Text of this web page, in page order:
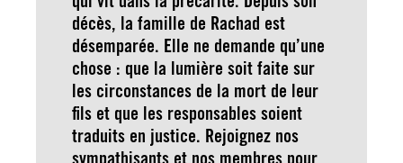
décès, la famille de Rachad est
désemparée. Elle ne demande qu’une
chose : que la lumière soit faite sur
les circonstances de la mort de leur
fils et que les responsables soient
traduits en justice. Rejoignez nos
sympathisants et nos membres pour